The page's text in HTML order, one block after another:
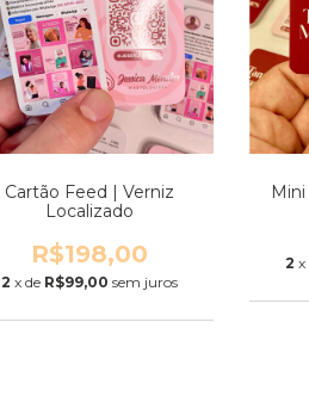
Cartão Feed | Verniz
Localizado
R$198,00
2 x de R$99,00 sem juros
2 x